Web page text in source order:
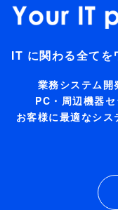
IT に関わる全てを
業務システム開
PC・周辺機器セ
お客様に最適なシ